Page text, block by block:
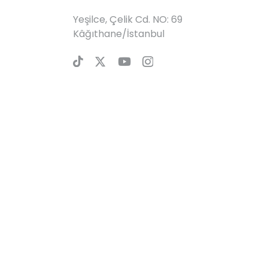
Yeşilce, Çelik Cd. NO: 69
Kâğıthane/İstanbul